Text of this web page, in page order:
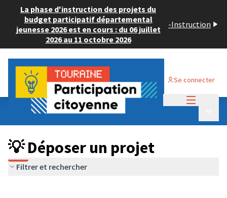
La phase d'instruction des projets du
budget participatif départemental
jeunesse 2026 est en cours : du 06 juillet
2026 au 11 octobre 2026
-Instruction
Se connecter
Budget Participatif ADULTE 2024
💡 Déposer un projet
💡 Déposer un projet
Filtrer et rechercher